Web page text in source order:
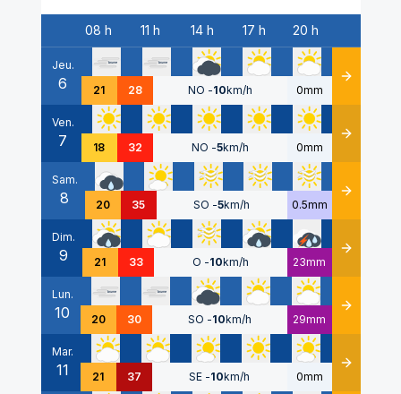
Date
08 h 11 h 14 h 17 h 20 h
Jeu.
6 21 28 NO -10km/h 0mm Détails
Ven.
7 18 32 NO -5km/h 0mm Détails
Sam.
8 20 35 SO -5km/h 0.5mm Détails
Dim.
9 21 33 O -10km/h 23mm Détails
Lun.
10 20 30 SO -10km/h 29mm Détails
Mar.
11 21 37 SE -10km/h 0mm Détails